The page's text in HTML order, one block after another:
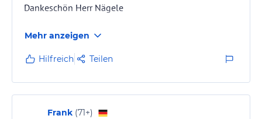
Dankeschön Herr Nägele
Mehr anzeigen
Hilfreich Teilen
Frank (71+)